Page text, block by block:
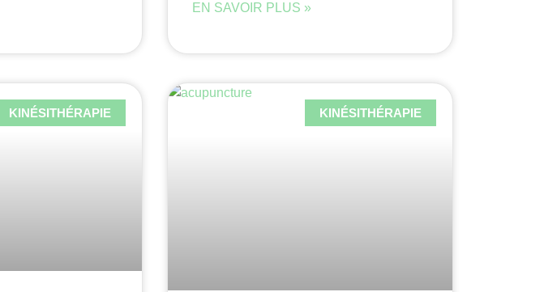
EN SAVOIR PLUS »
KINÉSITHÉRAPIE KINÉSITHÉRAPIE